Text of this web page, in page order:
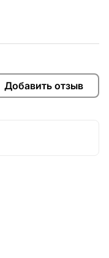
Добавить отзыв